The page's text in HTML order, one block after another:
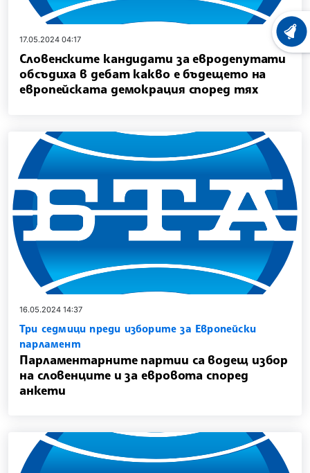
17.05.2024 04:17
Словенските кандидати за евродепутати
обсъдиха в дебат какво е бъдещето на
европейската демокрация според тях
16.05.2024 14:37
Три седмици преди изборите за Европейски
парламент
Парламентарните партии са водещ избор
на словенците и за евровота според
анкети